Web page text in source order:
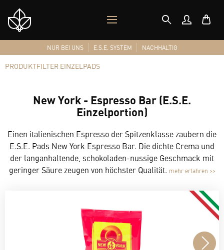
Shop
Logo
MOBILES
MENÜ
NUR BEI UNS E.S.E. SYSTEM NACHHALTIG
PRODUKTFILTER EINZELPADS
New York - Espresso Bar (E.S.E.
Einzelportion)
Einen italienischen Espresso der Spitzenklasse zaubern die
E.S.E. Pads New York Espresso Bar. Die dichte Crema und
der langanhaltende, schokoladen-nussige Geschmack mit
geringer Säure zeugen von höchster Qualität. mehr erfahren >>